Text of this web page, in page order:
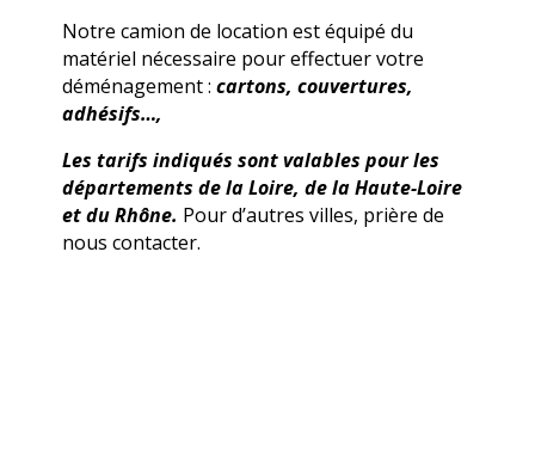
Notre camion de location est équipé du
matériel nécessaire pour effectuer votre
déménagement : cartons, couvertures,
adhésifs…,
Les tarifs indiqués sont valables pour les
départements de la Loire, de la Haute-Loire
et du Rhône. Pour d’autres villes, prière de
nous contacter.